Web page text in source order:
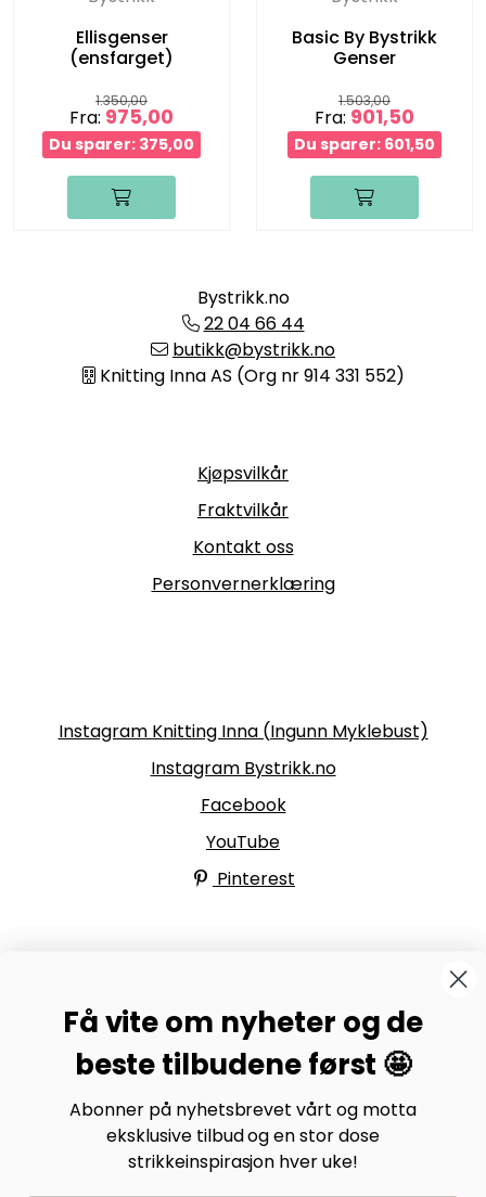
Ellisgenser
(ensfarget)
1.350,00
Fra: 975,00
Du sparer: 375,00
Basic By Bystrikk
Genser
1.503,00
Fra: 901,50
Du sparer: 601,50
Bystrikk.no
22 04 66 44
butikk@bystrikk.no
Knitting Inna AS (Org nr 914 331 552)
Kjøpsvilkår
Fraktvilkår
Kontakt oss
Personvernerklæring
Instagram Knitting Inna (Ingunn Myklebust)
Instagram Bystrikk.no
Facebook
YouTube
Pinterest
Bli medlem av Bystrikk-forumet vårt på Facebook og
møt både designere og teststrikkere, samt 31.000
andre Bystrikkere som deler erfaringer, bilder og
inspirasjon.
Bli medlem her.
Få vite om nyheter og de
beste tilbudene først 🤩
Abonner på nyhetsbrevet vårt og motta
eksklusive tilbud og en stor dose
strikkeinspirasjon hver uke!